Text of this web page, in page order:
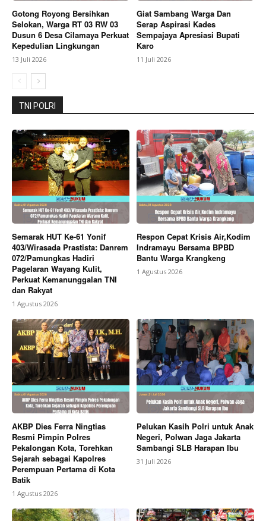
Gotong Royong Bersihkan
Selokan, Warga RT 03 RW 03
Dusun 6 Desa Cilamaya Perkuat
Kepedulian Lingkungan
13 Juli 2026
Giat Sambang Warga Dan
Serap Aspirasi Kades
Sempajaya Apresiasi Bupati
Karo
11 Juli 2026
TNI POLRI
Semarak HUT Ke-61 Yonif
403/Wirasada Prastista: Danrem
072/Pamungkas Hadiri
Pagelaran Wayang Kulit,
Perkuat Kemanunggalan TNI
dan Rakyat
1 Agustus 2026
Respon Cepat Krisis Air,Kodim
Indramayu Bersama BPBD
Bantu Warga Krangkeng
1 Agustus 2026
AKBP Dies Ferra Ningtias
Resmi Pimpin Polres
Pekalongan Kota, Torehkan
Sejarah sebagai Kapolres
Perempuan Pertama di Kota
Batik
1 Agustus 2026
Pelukan Kasih Polri untuk Anak
Negeri, Polwan Jaga Jakarta
Sambangi SLB Harapan Ibu
31 Juli 2026